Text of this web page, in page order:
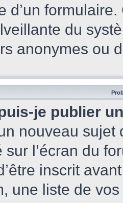
d’un
du
anonymes ou
je publier
nouveau
sur l’écran du
inscrit
une liste de